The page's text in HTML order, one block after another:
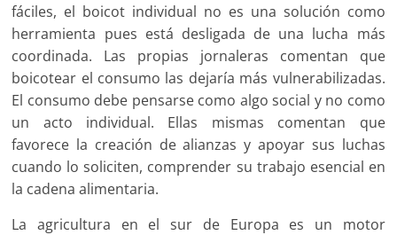
fáciles, el boicot individual no es una solución como
herramienta pues está desligada de una lucha más
coordinada. Las propias jornaleras comentan que
boicotear el consumo las dejaría más vulnerabilizadas.
El consumo debe pensarse como algo social y no como
un acto individual. Ellas mismas comentan que
favorece la creación de alianzas y apoyar sus luchas
cuando lo soliciten, comprender su trabajo esencial en
la cadena alimentaria.
La agricultura en el sur de Europa es un motor